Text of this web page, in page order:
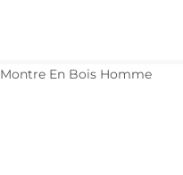
Montre En Bois Homme